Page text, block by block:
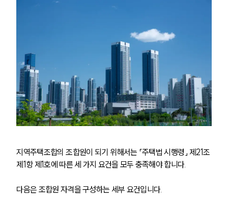
지역주택조합의 조합원이 되기 위해서는 「주택법 시행령」 제21조
제1항 제1호에 따른 세 가지 요건을 모두 충족해야 합니다.
다음은 조합원 자격을 구성하는 세부 요건입니다.